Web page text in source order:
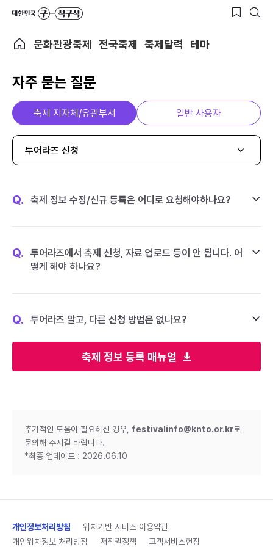
문화관광축제 전국축제 축제달력 테마
자주 묻는 질문
축제 정보 등록 매뉴얼
축제 지자체/유관부서 일반 사용자
투어라즈 신청
Q. 축제 정보 수정/신규 등록은 어디로 요청해야하나요?
Q.
투어라즈에서 축제 신청, 자료 업로드 등이 안 됩니다. 어
떻게 해야 하나요?
Q. 투어라즈 말고, 다른 신청 방법은 없나요?
추가적인 도움이 필요하신 경우, festivalinfo@knto.or.kr로
문의해 주시길 바랍니다.
*최종 업데이트 : 2026.06.10
개인정보처리방침
위치기반 서비스 이용약관
개인위치정보 처리방침
저작권정책 고객서비스헌장